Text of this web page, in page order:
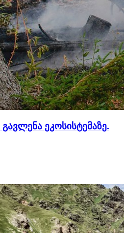
ეკოსისტემაზე.